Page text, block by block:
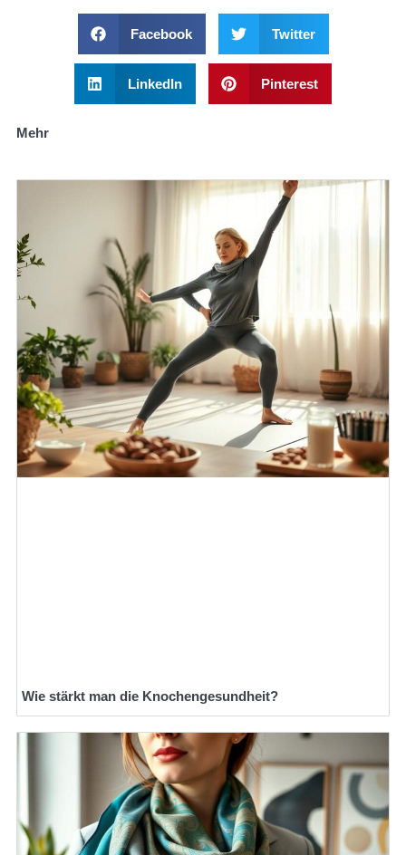
Facebook Twitter
LinkedIn Pinterest
Mehr
Wie stärkt man die Knochengesundheit?